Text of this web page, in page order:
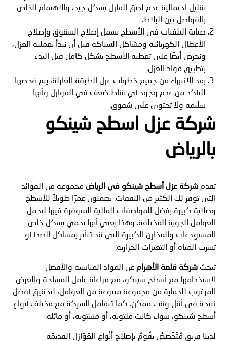
تقليل احتمالية عدم لصق العازل بشكل جيد، والاهتمام الخاص
بالفواصل بين البلاط.
صيانة التلفيات في الأسطح تشمل إصلاح الشقوق وإصلاح
الأعطال الكهربائية ومشاكل السباكة قبل أن نبدأ بعملية العزل،
ونحرص أيضًا على تغطية الأسطح بشكل كامل قبل البدء
بتطبيق مواد العزل.
بعد الانتهاء من جميع خطوات عزل الطبقة العازلة، يتم فحصها
للتأكد من عدم وجود أي نقاط ضعف في العوازل وأنها
سليمة ولا تحتوي على شقوق.
شركة عزل اسطح شينكو
بالرياض
تقدمشركة عزل أسطح شينكو في الرياض مجموعة من الفوائد
التي توفر لك الكثير من النفقات. يضمنون عمرًا طويلاً للأسطح
وصلابة كبيرة بفضل المواصفات العالية المتوفرة فيها لتحمل
العوامل الجوية المختلفة. وهذا يعني أنها تحمي بشكل خاص
المستودعات والمخازن الكبيرة التي قد تتأثر بمشاكل الصدأ أو
تسرب المياه أو التغيرات الحرارية.
تبحثشركة قلعة الأهرام عن المواد المناسبة والأفضل
لاستخدامها مع أسطح شينكو، مع مراعاة عامل المساحة والغرض
المرغوب للحماية من مجموعة متنوعة من العوامل، لتحقيق أفضل
نتيجة في أقل وقت ممكن. كما تتعامل الشركة مع مختلف أنواع
أسطح شينكو، سواء كانت ملتوية، أو مستوية، أو مائلة.
لدينا فِريق مُتَخَصِصٌ يقُومُ بإصلاحِ أنْواعِ العَوَازِلِ القدِيمَةِ